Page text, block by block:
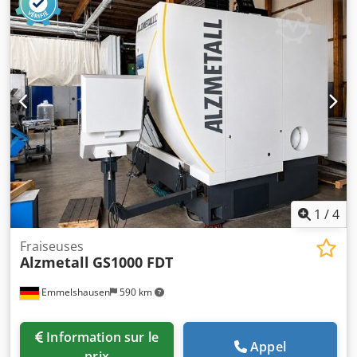
mm Distance broche / table 117 / 701 mm Puissance totale
requise 1,0 / 1,6 kW Poids 270 kg Hauteur de la machine
1840 mm Équipement : - Interrupteur principal avec
disjoncteur moteur verrouillable - Bouton d'arrêt
d'urgence type champignon (à verrouillage) - Réglage de la
vitesse en continu - Affichage digital de la vitesse -
Protection contre la surcharge d'avance - Classe de
protection IP 54 - Protection de broche avec sécurité
électrique - Manuel d'utilisation en allemand Comprend
l'équipement spécial : - Dispositif de taraudage Pos. 20.0
(taraudage avec butée) - Dispositif de refroidissement « B »
Pos. 25.
1 /4
Emmelshausen 590 km
Fraiseuses
Alzmetall GS1000 FDT
Appel